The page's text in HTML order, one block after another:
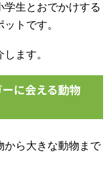
生とおでかけする
トです。
ます。
に会える動物
から大きな動物まで